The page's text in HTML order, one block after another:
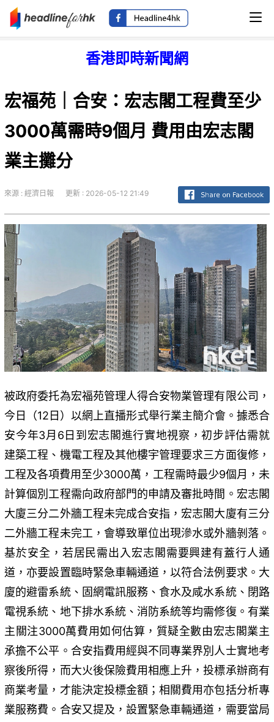
香港即時新聞網
宏福苑｜合安：宏志閣工程費至少
3000萬需時9個月 費用由宏志閣
業主攤分
來源 : 經濟日報 更新 : 2026-05-12 21:49
被政府委托為宏福苑管理人得合安物業管理有限公司，
今日（12日）以網上直播形式舉行業主簡介會。據悉合
安今年3月6日到宏志閣進行實地視察，初步評估需就
建築工程、機電工程及其他樓宇管理要求三方面復修，
工程及各項費用至少3000萬，工程需時最少9個月，未
計算個別工程需向政府部門的申請及審批時間。宏志閣
大廈三分二外牆工程未完成合安指，宏志閣大廈有三分
二外牆工程未完工，會導致單位出現滲水或外牆剝落。
基於安全，若居民需出入宏志閣需要興建有蓋行人通
道，亦要設置臨時緊急車輛通道，以符合法例要求。大
廈的避雷系統、固網電訊服務、食水及咸水系統、閉路
電視系統、地下排水系統、消防系統等均需修復。有業
主關注3000萬費用如何估算，質疑全數由宏志閣業主
承擔不公平。合安指費用經與不同專業界別人士實地考
察後所得，而大火後保險費用相應上升，投標承辦商有
商業考量，才能決定投標金額；相關費用亦包括分析專
業服務費。合安又提及，設置緊急車輛通道，需要當局